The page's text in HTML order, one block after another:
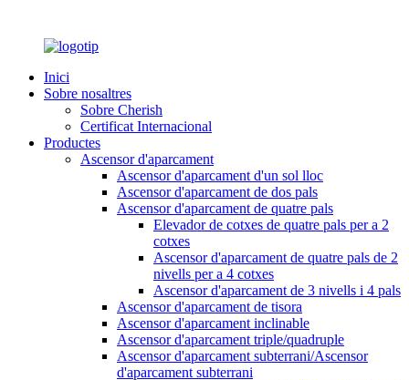
Inici
Sobre nosaltres
Sobre Cherish
Certificat Internacional
Productes
Ascensor d'aparcament
Ascensor d'aparcament d'un sol lloc
Ascensor d'aparcament de dos pals
Ascensor d'aparcament de quatre pals
Elevador de cotxes de quatre pals per a 2
cotxes
Ascensor d'aparcament de quatre pals de 2
nivells per a 4 cotxes
Ascensor d'aparcament de 3 nivells i 4 pals
Ascensor d'aparcament de tisora
Ascensor d'aparcament inclinable
Ascensor d'aparcament triple/quadruple
Ascensor d'aparcament subterrani/Ascensor
d'aparcament subterrani